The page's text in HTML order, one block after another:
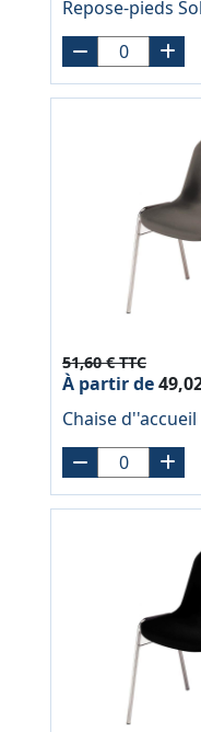
Repose-pieds
51,60 € TTC
À partir de
Chaise